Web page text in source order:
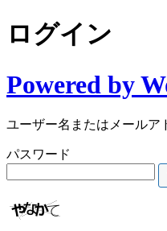
ログイン
Powered by
ユーザー名またはメールア
パスワード